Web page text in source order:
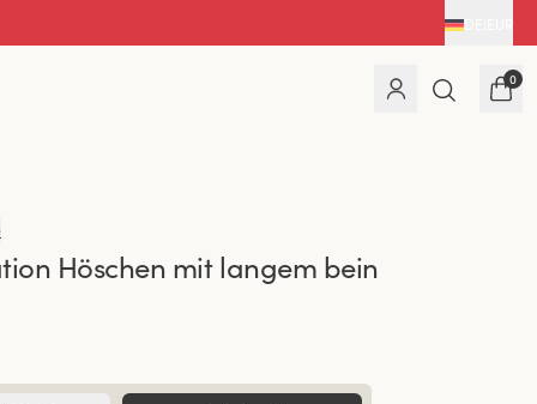
0
Höschen mit langem bein